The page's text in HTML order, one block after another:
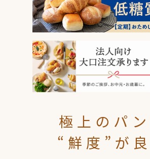
極上のパ
“鮮度”が